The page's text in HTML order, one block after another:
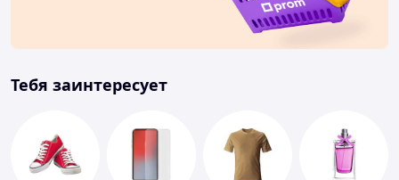
Тебя заинтересует